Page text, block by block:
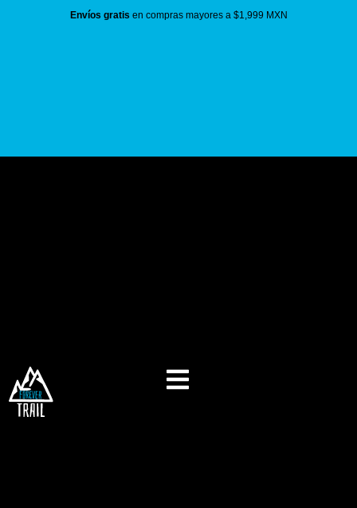
Envíos gratis en compras mayores a $1,999 MXN